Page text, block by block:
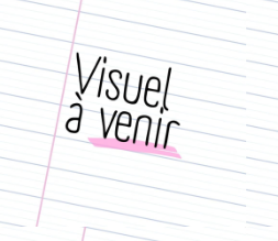
/// Distanciel non-numérique :
/ • Déambulation / Présentiel
covid-compatible :